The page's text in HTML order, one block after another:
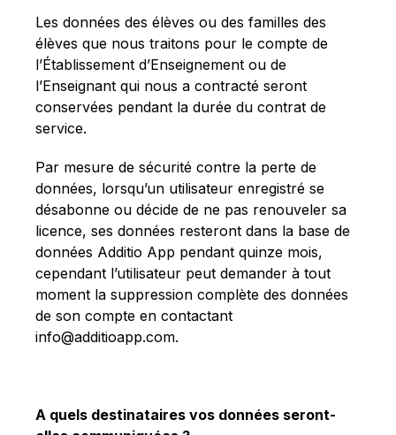
Les données des élèves ou des familles des
élèves que nous traitons pour le compte de
l’Établissement d’Enseignement ou de
l’Enseignant qui nous a contracté seront
conservées pendant la durée du contrat de
service.
Par mesure de sécurité contre la perte de
données, lorsqu’un utilisateur enregistré se
désabonne ou décide de ne pas renouveler sa
licence, ses données resteront dans la base de
données Additio App pendant quinze mois,
cependant l’utilisateur peut demander à tout
moment la suppression complète des données
de son compte en contactant
info@additioapp.com.
A quels destinataires vos données seront-